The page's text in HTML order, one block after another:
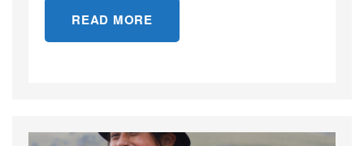
READ MORE